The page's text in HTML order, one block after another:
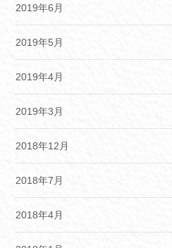
2019年6月
2019年5月
2019年4月
2019年3月
2018年12月
2018年7月
2018年4月